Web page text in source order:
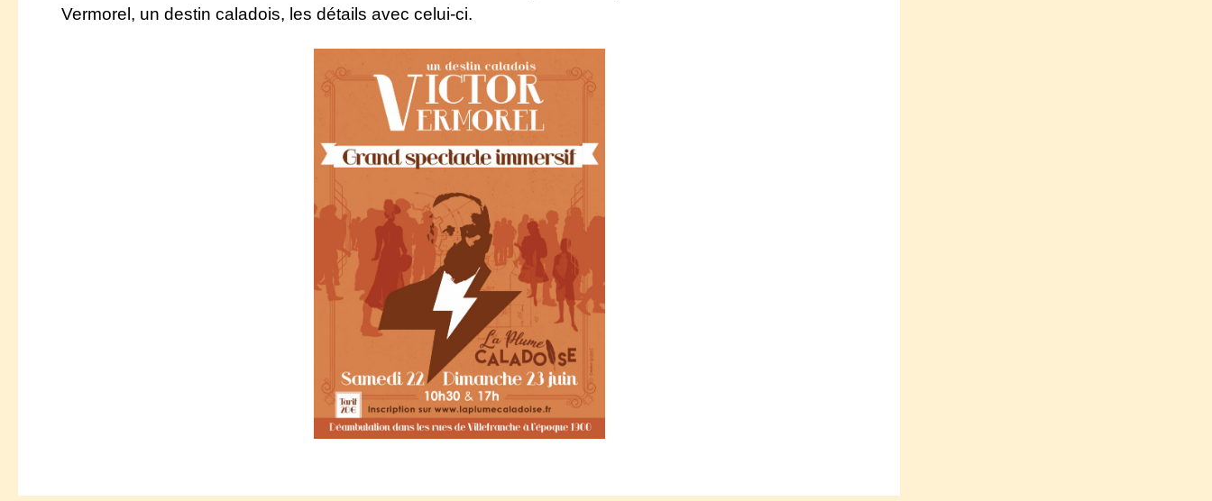
Vermorel, un destin caladois, les détails avec celui-ci.